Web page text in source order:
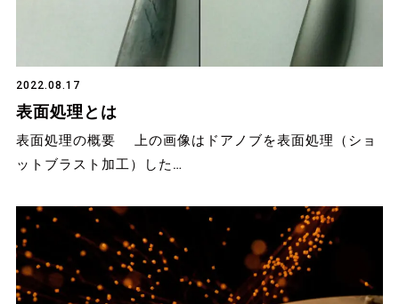
2022.08.17
表面処理とは
表面処理の概要 上の画像はドアノブを表面処理（ショ
ットブラスト加工）した…